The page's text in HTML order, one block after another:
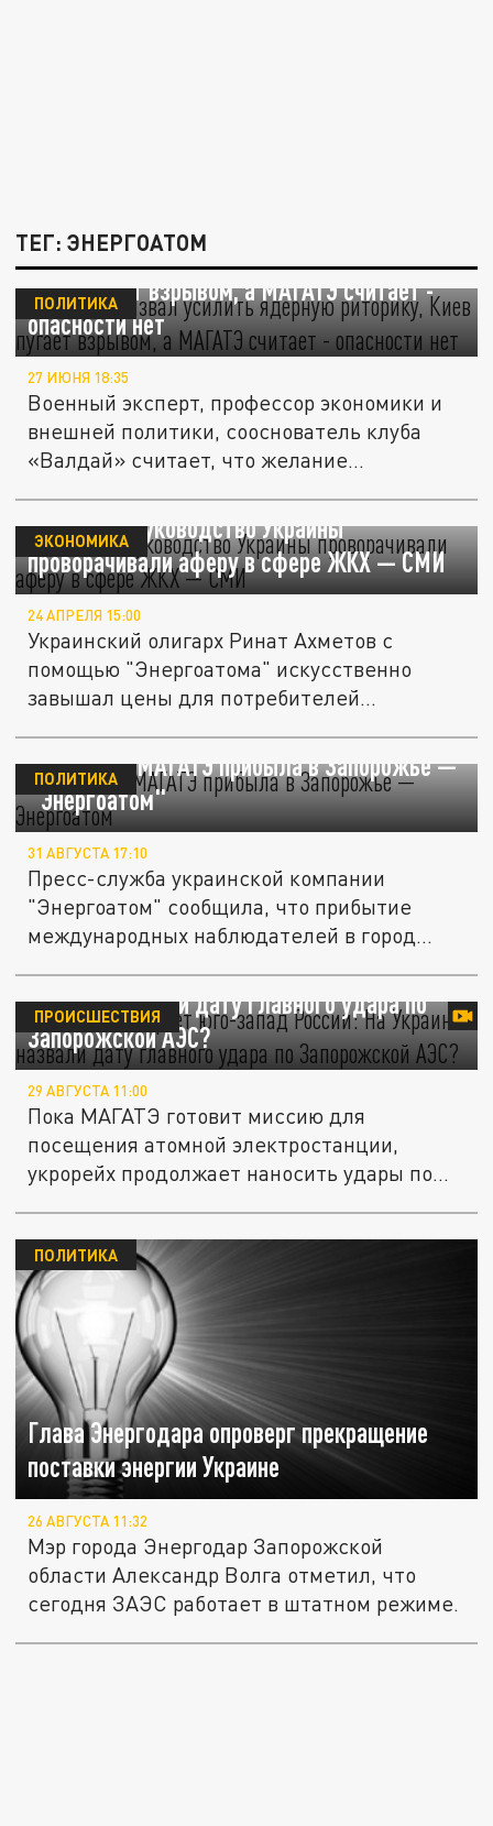
ТЕГ: ЭНЕРГОАТОМ
Эксперт призвал усилить ядерную риторику,
Киев пугает взрывом, а МАГАТЭ считает -
опасности нет
ПОЛИТИКА
27 ИЮНЯ 18:35
Военный эксперт, профессор экономики и
внешней политики, сооснователь клуба
«Валдай» считает, что желание...
Ахметов и руководство Украины
проворачивали аферу в сфере ЖКХ — СМИ
ЭКОНОМИКА
24 АПРЕЛЯ 15:00
Украинский олигарх Ринат Ахметов с
помощью "Энергоатома" искусственно
завышал цены для потребителей...
Инспекция МАГАТЭ прибыла в Запорожье —
"Энергоатом"
ПОЛИТИКА
31 АВГУСТА 17:10
Пресс-служба украинской компании
"Энергоатом" сообщила, что прибытие
международных наблюдателей в город...
"Радиация накроет юго-запад России": На
Украине назвали дату главного удара по
Запорожской АЭС?
ПРОИСШЕСТВИЯ
29 АВГУСТА 11:00
Пока МАГАТЭ готовит миссию для
посещения атомной электростанции,
укрорейх продолжает наносить удары по
Глава Энергодара опроверг прекращение
поставки энергии Украине
ПОЛИТИКА
26 АВГУСТА 11:32
Мэр города Энергодар Запорожской
области Александр Волга отметил, что
сегодня ЗАЭС работает в штатном режиме.